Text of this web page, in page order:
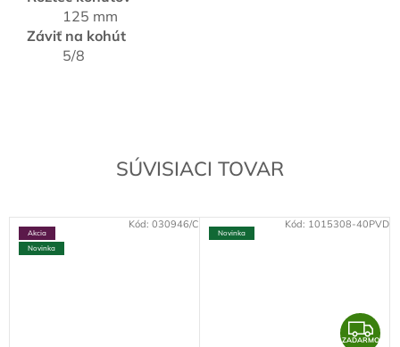
SÚVISIACI TOVAR
Akcia
Novinka
Kód: 030946/C
Novinka
Z
ZADARMO
Kód: 1015308-40PVD
125 mm
Záviť na kohút
5/8